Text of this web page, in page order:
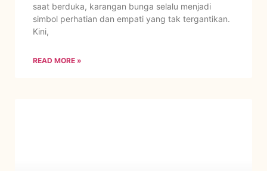
saat berduka, karangan bunga selalu menjadi
simbol perhatian dan empati yang tak tergantikan.
Kini,
READ MORE »